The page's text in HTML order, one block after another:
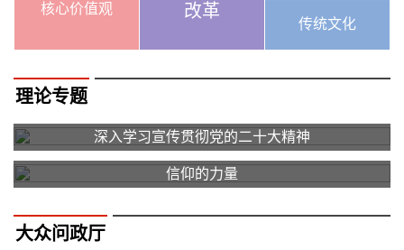
核心价值观
改革
传统文化
理论专题
深入学习宣传贯彻党的二十大精神
信仰的力量
大众问政厅